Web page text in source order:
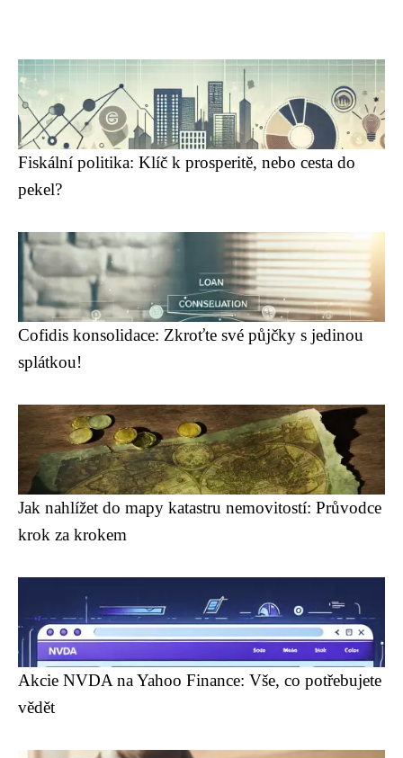
Fiskální politika: Klíč k prosperitě, nebo cesta do
pekel?
Cofidis konsolidace: Zkroťte své půjčky s jedinou
splátkou!
Jak nahlížet do mapy katastru nemovitostí: Průvodce
krok za krokem
Akcie NVDA na Yahoo Finance: Vše, co potřebujete
vědět